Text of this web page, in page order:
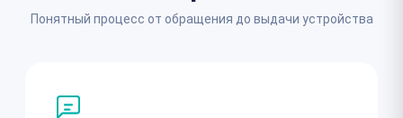
Понятный процесс от обращения до выдачи устройства